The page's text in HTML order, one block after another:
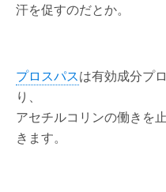
汗を促すのだとか。
プロスパスは有効成分プ
り、
アセチルコリンの働きを
きます。